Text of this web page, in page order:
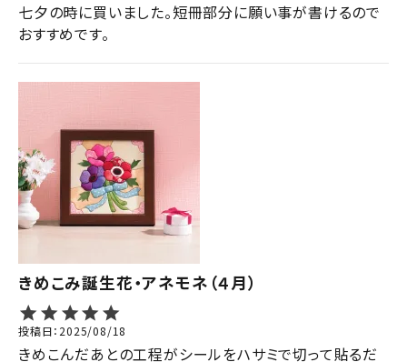
七夕の時に買いました。短冊部分に願い事が書けるので
おすすめです。
きめこみ誕生花・アネモネ（４月）
投稿日 2025/08/18
きめこんだあとの工程がシールをハサミで切って貼るだ